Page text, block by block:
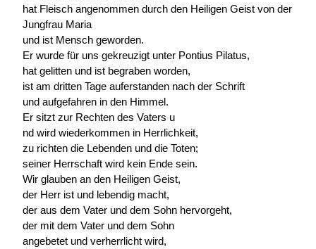
hat Fleisch angenommen durch den Heiligen Geist von der
Jungfrau Maria
und ist Mensch geworden.
Er wurde für uns gekreuzigt unter Pontius Pilatus,
hat gelitten und ist begraben worden,
ist am dritten Tage auferstanden nach der Schrift
und aufgefahren in den Himmel.
Er sitzt zur Rechten des Vaters u
nd wird wiederkommen in Herrlichkeit,
zu richten die Lebenden und die Toten;
seiner Herrschaft wird kein Ende sein.
Wir glauben an den Heiligen Geist,
der Herr ist und lebendig macht,
der aus dem Vater und dem Sohn hervorgeht,
der mit dem Vater und dem Sohn
angebetet und verherrlicht wird,